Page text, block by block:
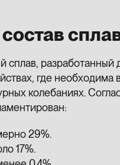
сплав, разработанный
где необходима
колебаниях.
29%.
17%.